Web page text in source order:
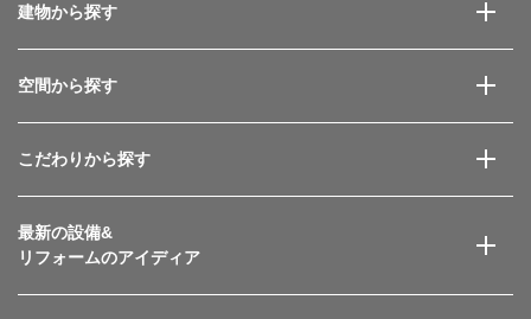
建物から探す
空間から探す
こだわりから探す
最新の設備&
リフォームのアイディア